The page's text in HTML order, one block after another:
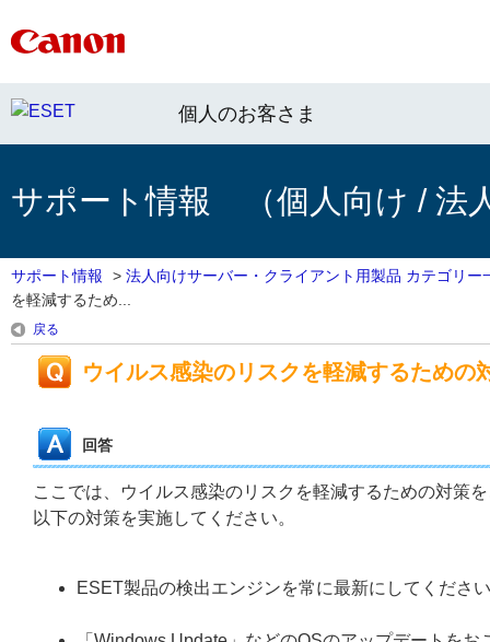
個人のお客さま
サポート情報 （個人向け / 法
サポート情報 > 法人向けサーバー・クライアント用製品 カテゴリー
を軽減するため...
戻る
ウイルス感染のリスクを軽減するための
回答
ここでは、ウイルス感染のリスクを軽減するための対策
以下の対策を実施してください。
ESET製品の検出エンジンを常に最新にしてくださ